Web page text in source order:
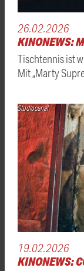
26.02.2026
KINONEWS:
Tischtennis ist
Mit „Marty
Studiocanal
19.02.2026
KINONEWS: